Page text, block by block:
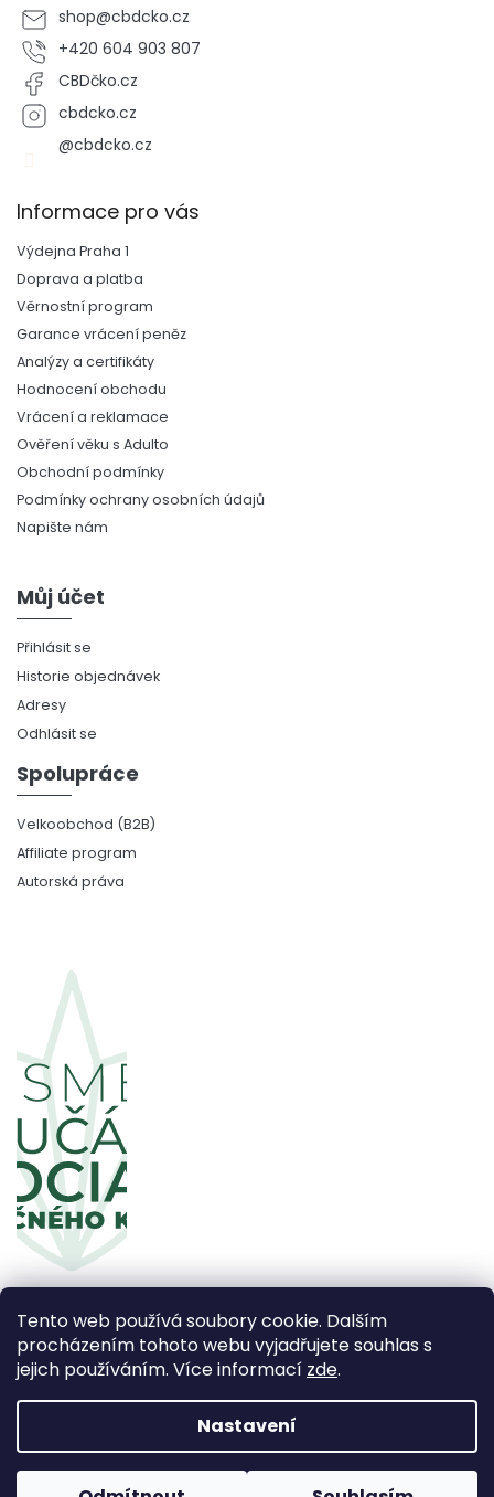
Tento web používá soubory cookie. Dalším
procházením tohoto webu vyjadřujete souhlas s
jejich používáním. Více informací zde.
Nastavení
shop@cbdcko.cz
+420 604 903 807
CBDčko.cz
cbdcko.cz
@cbdcko.cz
Informace pro vás
Výdejna Praha 1
Doprava a platba
Věrnostní program
Garance vrácení peněz
Analýzy a certifikáty
Hodnocení obchodu
Vrácení a reklamace
Ověření věku s Adulto
Obchodní podmínky
Podmínky ochrany osobních údajů
Napište nám
Můj účet
Přihlásit se
Historie objednávek
Adresy
Odhlásit se
Spolupráce
Velkoobchod (B2B)
Affiliate program
Autorská práva
Vytvořil Shoptet Premium